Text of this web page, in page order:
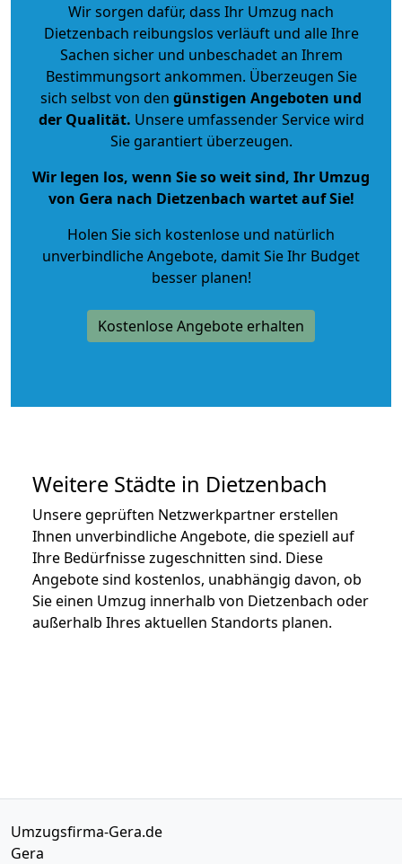
Wir sorgen dafür, dass Ihr Umzug nach
Dietzenbach reibungslos verläuft und alle Ihre
Sachen sicher und unbeschadet an Ihrem
Bestimmungsort ankommen. Überzeugen Sie
sich selbst von den günstigen Angeboten und
der Qualität. Unsere umfassender Service wird
Sie garantiert überzeugen.
Wir legen los, wenn Sie so weit sind, Ihr Umzug
von Gera nach Dietzenbach wartet auf Sie!
Holen Sie sich kostenlose und natürlich
unverbindliche Angebote, damit Sie Ihr Budget
besser planen!
Kostenlose Angebote erhalten
Weitere Städte in Dietzenbach
Unsere geprüften Netzwerkpartner erstellen
Ihnen unverbindliche Angebote, die speziell auf
Ihre Bedürfnisse zugeschnitten sind. Diese
Angebote sind kostenlos, unabhängig davon, ob
Sie einen Umzug innerhalb von Dietzenbach oder
außerhalb Ihres aktuellen Standorts planen.
Umzugsfirma-Gera.de
Gera